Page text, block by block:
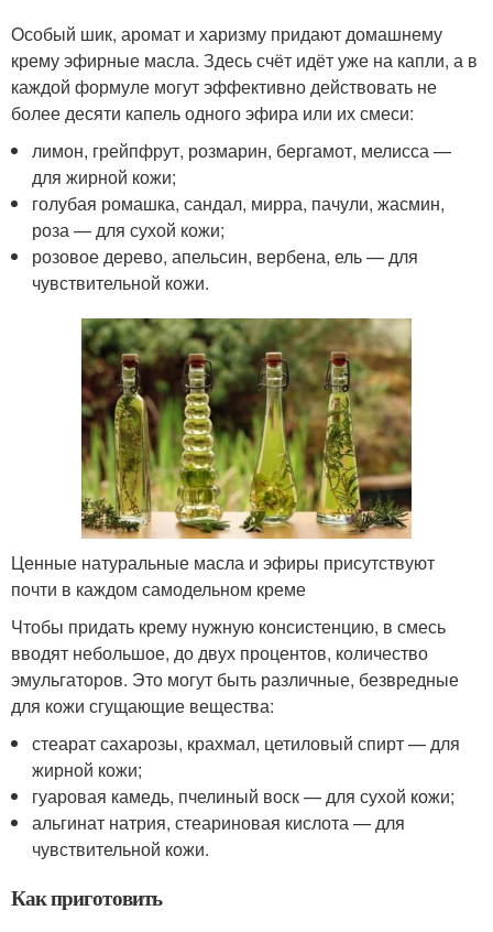
Особый шик, аромат и харизму придают домашнему
крему эфирные масла. Здесь счёт идёт уже на капли, а в
каждой формуле могут эффективно действовать не
более десяти капель одного эфира или их смеси:
лимон, грейпфрут, розмарин, бергамот, мелисса —
для жирной кожи;
голубая ромашка, сандал, мирра, пачули, жасмин,
роза — для сухой кожи;
розовое дерево, апельсин, вербена, ель — для
чувствительной кожи.
Ценные натуральные масла и эфиры присутствуют
почти в каждом самодельном креме
Чтобы придать крему нужную консистенцию, в смесь
вводят небольшое, до двух процентов, количество
эмульгаторов. Это могут быть различные, безвредные
для кожи сгущающие вещества:
стеарат сахарозы, крахмал, цетиловый спирт — для
жирной кожи;
гуаровая камедь, пчелиный воск — для сухой кожи;
альгинат натрия, стеариновая кислота — для
чувствительной кожи.
Как приготовить